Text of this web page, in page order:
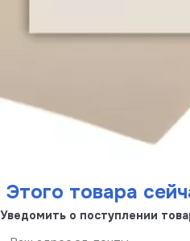
Этого товара
Уведомить о поступлении